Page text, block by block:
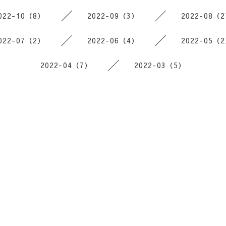
10（8） 2022-09（3） 2022-08（2
07（2） 2022-06（4） 2022-05（2
2022-04（7） 2022-03（5）